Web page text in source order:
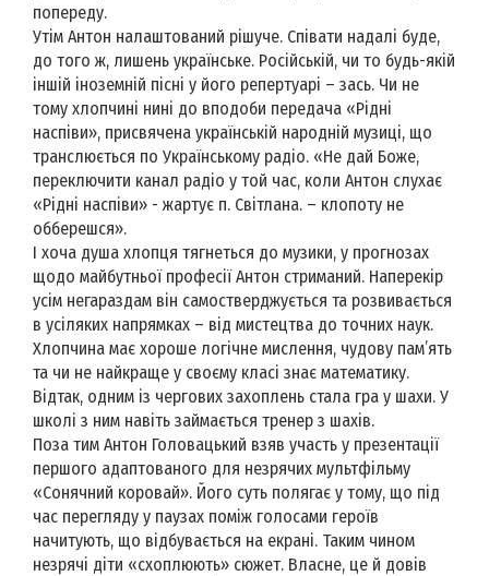
попереду.
Утім Антон налаштований рішуче. Співати надалі буде,
до того ж, лишень українське. Російській, чи то будь-якій
іншій іноземній пісні у його репертуарі – зась. Чи не
тому хлопчині нині до вподоби передача «Рідні
наспіви», присвячена українській народній музиці, що
транслюється по Українському радіо. «Не дай Боже,
переключити канал радіо у той час, коли Антон слухає
«Рідні наспіви» - жартує п. Світлана. – клопоту не
обберешся».
І хоча душа хлопця тягнеться до музики, у прогнозах
щодо майбутньої професії Антон стриманий. Наперекір
усім негараздам він самостверджується та розвивається
в усіляких напрямках – від мистецтва до точних наук.
Хлопчина має хороше логічне мислення, чудову пам’ять
та чи не найкраще у своєму класі знає математику.
Відтак, одним із чергових захоплень стала гра у шахи. У
школі з ним навіть займається тренер з шахів.
Поза тим Антон Головацький взяв участь у презентації
першого адаптованого для незрячих мультфільму
«Сонячний коровай». Його суть полягає у тому, що під
час перегляду у паузах поміж голосами героїв
начитують, що відбувається на екрані. Таким чином
незрячі діти «схоплюють» сюжет. Власне, це й довів